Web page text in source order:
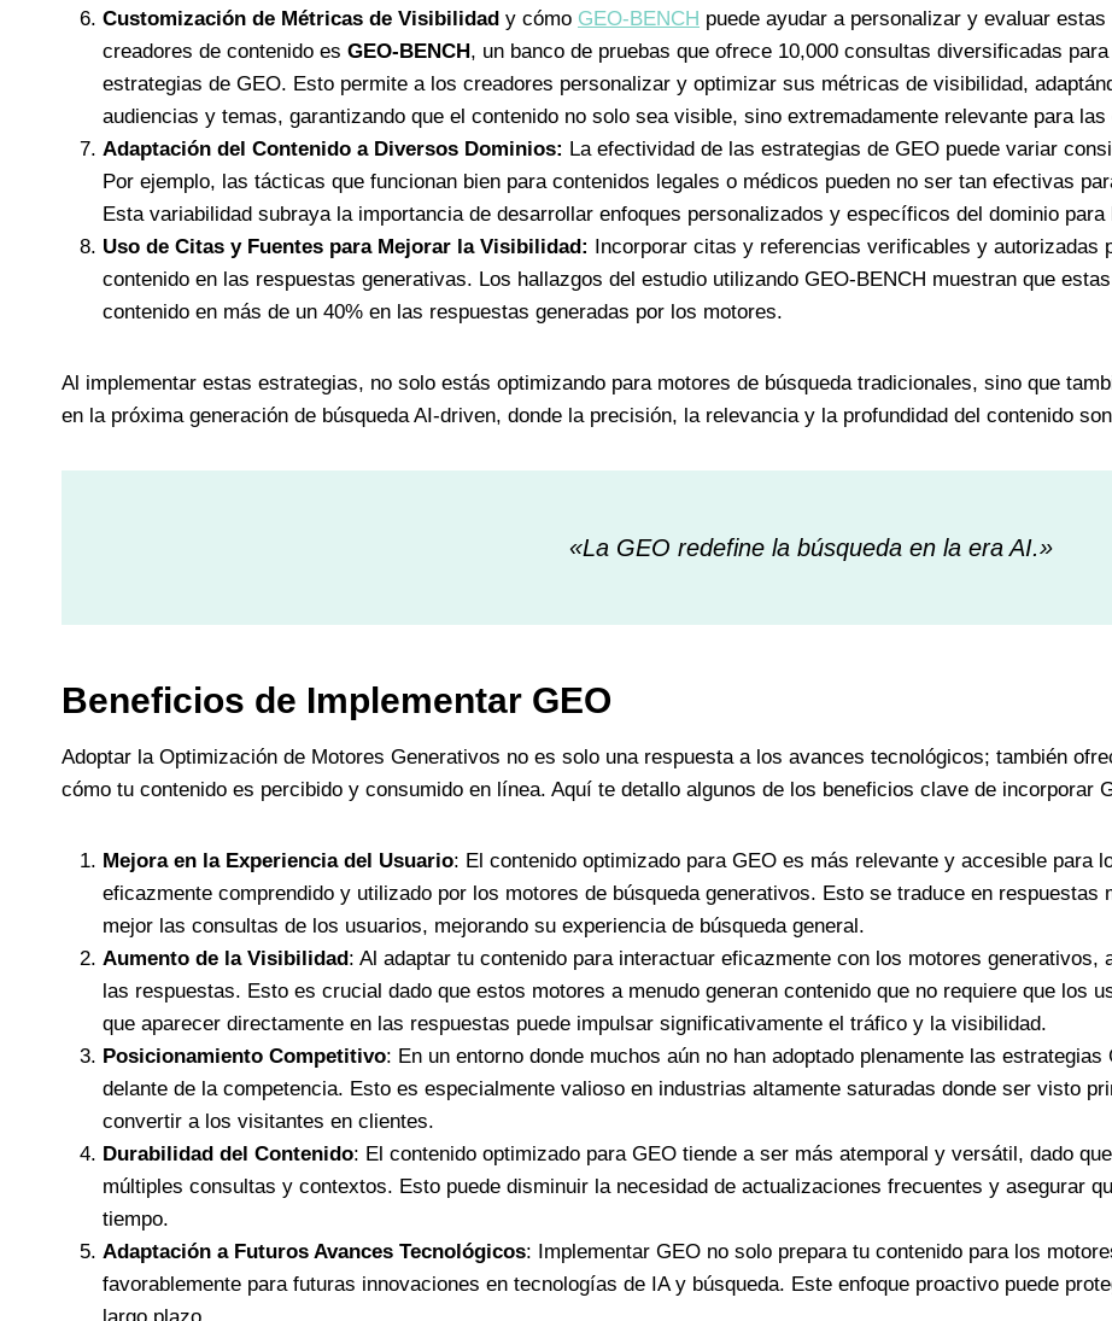
Customización de Métricas de Visibilidad y cómo GEO-BENCH puede ayudar a personalizar y evaluar
creadores de contenido es GEO-BENCH, un banco de pruebas que ofrece 10,000 consultas diversificadas
estrategias de GEO. Esto permite a los creadores personalizar y optimizar sus métricas de visibilidad,
audiencias y temas, garantizando que el contenido no solo sea visible, sino extremadamente relevante para
Adaptación del Contenido a Diversos Dominios: La efectividad de las estrategias de GEO puede variar
Por ejemplo, las tácticas que funcionan bien para contenidos legales o médicos pueden no ser tan efectivas
Esta variabilidad subraya la importancia de desarrollar enfoques personalizados y específicos del dominio para
Uso de Citas y Fuentes para Mejorar la Visibilidad: Incorporar citas y referencias verificables y autorizadas
contenido en las respuestas generativas. Los hallazgos del estudio utilizando GEO-BENCH muestran que
contenido en más de un 40% en las respuestas generadas por los motores.
Al implementar estas estrategias, no solo estás optimizando para motores de búsqueda tradicionales, sino que
en la próxima generación de búsqueda AI-driven, donde la precisión, la relevancia y la profundidad del contenido
«La GEO redefine la búsqueda en la era AI.»
Beneficios de Implementar GEO
Adoptar la Optimización de Motores Generativos no es solo una respuesta a los avances tecnológicos; también
cómo tu contenido es percibido y consumido en línea. Aquí te detallo algunos de los beneficios clave de incorporar
Mejora en la Experiencia del Usuario: El contenido optimizado para GEO es más relevante y accesible para
eficazmente comprendido y utilizado por los motores de búsqueda generativos. Esto se traduce en
mejor las consultas de los usuarios, mejorando su experiencia de búsqueda general.
Aumento de la Visibilidad: Al adaptar tu contenido para interactuar eficazmente con los motores
las respuestas. Esto es crucial dado que estos motores a menudo generan contenido que no requiere que los
que aparecer directamente en las respuestas puede impulsar significativamente el tráfico y la visibilidad.
Posicionamiento Competitivo: En un entorno donde muchos aún no han adoptado plenamente las
delante de la competencia. Esto es especialmente valioso en industrias altamente saturadas donde ser visto
convertir a los visitantes en clientes.
Durabilidad del Contenido: El contenido optimizado para GEO tiende a ser más atemporal y versátil, dado
múltiples consultas y contextos. Esto puede disminuir la necesidad de actualizaciones frecuentes y asegurar
tiempo.
Adaptación a Futuros Avances Tecnológicos: Implementar GEO no solo prepara tu contenido para los
favorablemente para futuras innovaciones en tecnologías de IA y búsqueda. Este enfoque proactivo puede